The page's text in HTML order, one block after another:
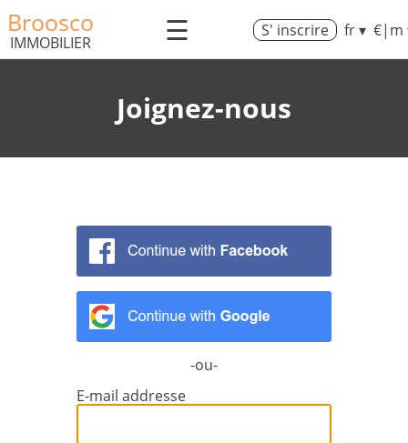
Broosco
IMMOBILIER ☰ S' inscrire fr ▾ €|m
Joignez-nous
-ou-
E-mail addresse